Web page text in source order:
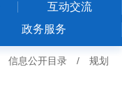
互动交流
政务服务
信息公开目录 /
规划